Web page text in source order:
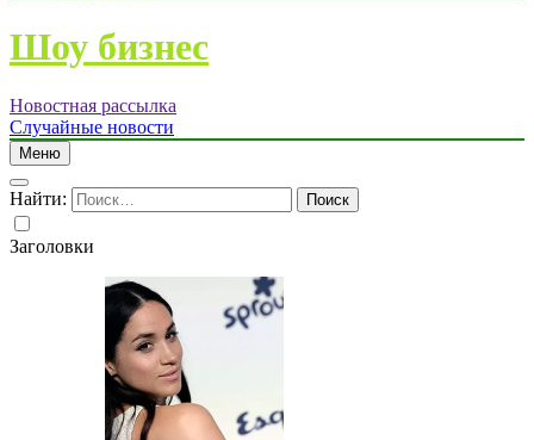
Шоу бизнес
Новостная рассылка
Случайные новости
Меню
Найти:
Заголовки